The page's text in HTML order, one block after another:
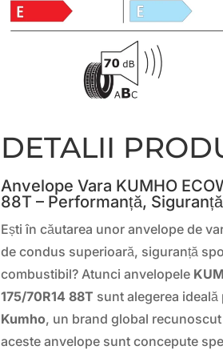
DETALII
Anvelope Vara KUMHO
88T – Performanță,
Ești în căutarea unor anvelope de
de condus superioară, siguranță
combustibil? Atunci anvelopele
175/70R14 88T sunt alegerea
Kumho, un brand global
aceste anvelope sunt concepute